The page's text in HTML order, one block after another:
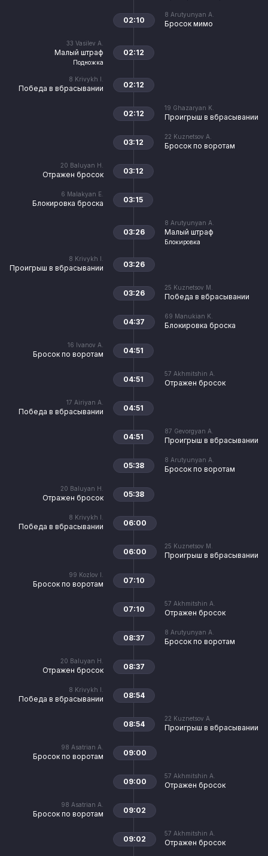
8 Arutyunyan A.
Бросок мимо
02:10
33 Vasilev A.
Малый штраф
Подножка
02:12
8 Krivykh I.
Победа в вбрасывании 02:12
19 Ghazaryan K.
Проигрыш в вбрасывании
02:12
22 Kuznetsov A.
Бросок по воротам
03:12
20 Baluyan H.
Отражен бросок 03:12
6 Malakyan E.
Блокировка броска 03:15
8 Arutyunyan A.
Малый штраф
Блокировка
03:26
8 Krivykh I.
Проигрыш в вбрасывании 03:26
25 Kuznetsov M.
Победа в вбрасывании
03:26
69 Manukian K.
Блокировка броска
04:37
16 Ivanov A.
Бросок по воротам 04:51
57 Akhmitshin A.
Отражен бросок
04:51
17 Airiyan A.
Победа в вбрасывании 04:51
87 Gevorgyan A.
Проигрыш в вбрасывании
04:51
8 Arutyunyan A.
Бросок по воротам
05:38
20 Baluyan H.
Отражен бросок 05:38
8 Krivykh I.
Победа в вбрасывании 06:00
25 Kuznetsov M.
Проигрыш в вбрасывании
06:00
99 Kozlov I.
Бросок по воротам 07:10
57 Akhmitshin A.
Отражен бросок
07:10
8 Arutyunyan A.
Бросок по воротам
08:37
20 Baluyan H.
Отражен бросок 08:37
8 Krivykh I.
Победа в вбрасывании 08:54
22 Kuznetsov A.
Проигрыш в вбрасывании
08:54
98 Asatrian A.
Бросок по воротам 09:00
57 Akhmitshin A.
Отражен бросок
09:00
98 Asatrian A.
Бросок по воротам 09:02
57 Akhmitshin A.
Отражен бросок
09:02